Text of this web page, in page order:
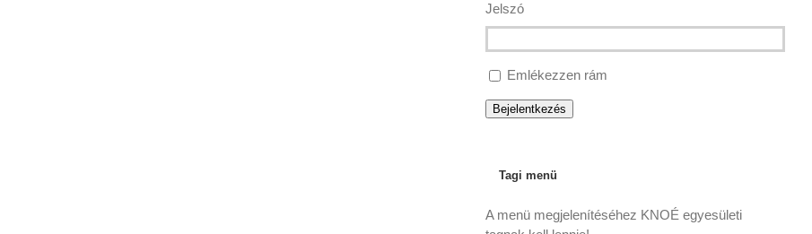
Jelszó
Emlékezzen rám
Bejelentkezés
Tagi menü
A menü megjelenítéséhez KNOÉ egyesületi